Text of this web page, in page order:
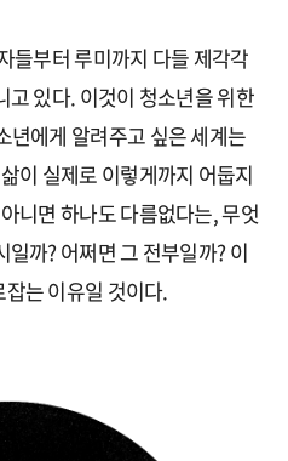
들부터 루미까지 다들 제각각
고 있다. 이것이 청소년을 위한
년에게 알려주고 싶은 세계는
이 실제로 이렇게까지 어둡지
니면 하나도 다름없다는, 무엇
까? 어쩌면 그 전부일까? 이
는 이유일 것이다.